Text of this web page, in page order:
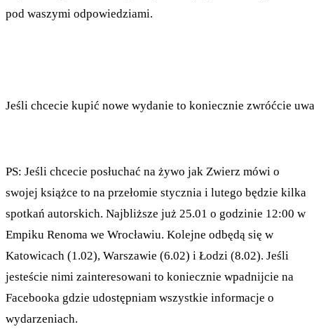
pod waszymi odpowiedziami.
Jeśli chcecie kupić nowe wydanie to koniecznie zwróćcie
PS: Jeśli chcecie posłuchać na żywo jak Zwierz mówi o
swojej książce to na przełomie stycznia i lutego będzie kilka
spotkań autorskich. Najbliższe już 25.01 o godzinie 12:00 w
Empiku Renoma we Wrocławiu. Kolejne odbędą się w
Katowicach (1.02), Warszawie (6.02) i Łodzi (8.02). Jeśli
jesteście nimi zainteresowani to koniecznie wpadnijcie na
Facebooka gdzie udostępniam wszystkie informacje o
wydarzeniach.